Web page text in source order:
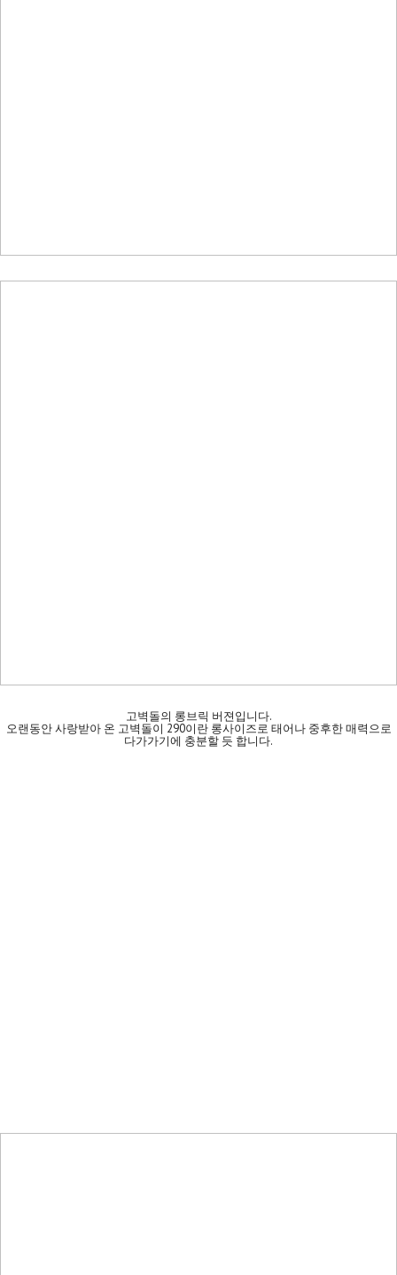
고벽돌의 롱브릭 버젼입니다.
오랜동안 사랑받아 온 고벽돌이 290이란 롱사이즈로 태어나 중후한 매력으로
다가가기에 충분할 듯 합니다.